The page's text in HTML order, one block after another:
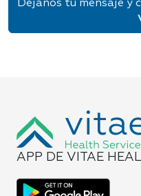
Déjanos tu mensaje y
APP DE VITAE